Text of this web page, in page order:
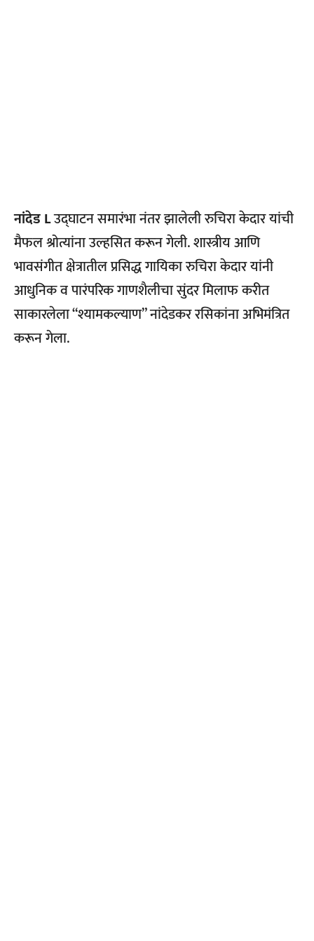
नांदेड Lउद्घाटन समारंभा नंतर झालेली रुचिरा केदार यांची
मैफल श्रोत्यांना उल्हसित करून गेली. शास्त्रीय आणि
भावसंगीत क्षेत्रातील प्रसिद्ध गायिका रुचिरा केदार यांनी
आधुनिक व पारंपरिक गाणशैलीचा सुंदर मिलाफ करीत
साकारलेला “श्यामकल्याण” नांदेडकर रसिकांना अभिमंत्रित
करून गेला.